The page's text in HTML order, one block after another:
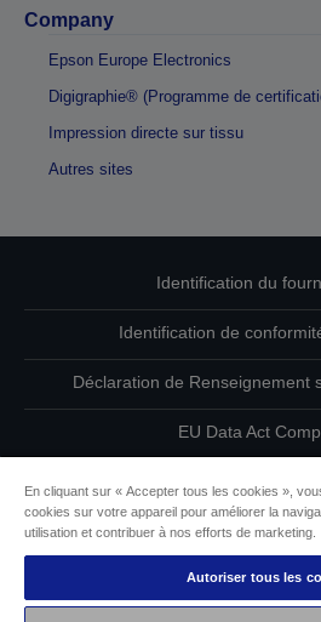
Company
Epson Europe Electronics
Digigraphie® (Programme de
Impression directe sur tissu
Autres sites
Identification du
Identification de
Déclaration de Renseignement
EU Data Act
Informations sur les
L’engagement d’Epson
En cliquant sur « Accepter tous les cookies »,
cookies sur votre appareil pour améliorer la
utilisation et contribuer à nos efforts de marketing.
Autoriser tous les